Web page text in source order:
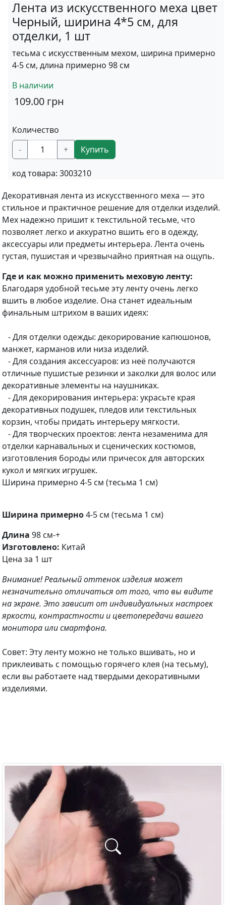
Лента из искусственного меха цвет
Черный, ширина 4*5 см, для
отделки, 1 шт
тесьма с искусственным мехом, ширина примерно
4-5 см, длина примерно 98 см
В наличии
109.00 грн
Количество
-
+ Купить
код товара: 3003210
Декоративная лента из искусственного меха — это
стильное и практичное решение для отделки изделий.
Мех надежно пришит к текстильной тесьме, что
позволяет легко и аккуратно вшить его в одежду,
аксессуары или предметы интерьера. Лента очень
густая, пушистая и чрезвычайно приятная на ощупь.
Где и как можно применить меховую ленту:
Благодаря удобной тесьме эту ленту очень легко
вшить в любое изделие. Она станет идеальным
финальным штрихом в ваших идеях:
- Для отделки одежды: декорирование капюшонов,
манжет, карманов или низа изделий.
- Для создания аксессуаров: из неё получаются
отличные пушистые резинки и заколки для волос или
декоративные элементы на наушниках.
- Для декорирования интерьера: украсьте края
декоративных подушек, пледов или текстильных
корзин, чтобы придать интерьеру мягкости.
- Для творческих проектов: лента незаменима для
отделки карнавальных и сценических костюмов,
изготовления бороды или причесок для авторских
кукол и мягких игрушек.
Ширина примерно 4-5 см (тесьма 1 см)
Ширина примерно4-5 см (тесьма 1 см)
Длина 98 см-+
Изготовлено: Китай
Цена за 1 шт
Внимание! Реальный оттенок изделия может
незначительно отличаться от того, что вы видите
на экране. Это зависит от индивидуальных настроек
яркости, контрастности и цветопередачи вашего
монитора или смартфона.
Совет: Эту ленту можно не только вшивать, но и
приклеивать с помощью горячего клея (на тесьму),
если вы работаете над твердыми декоративными
изделиями.